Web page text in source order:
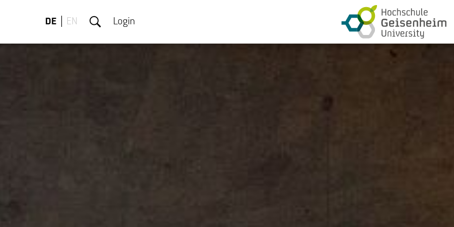
DE EN Login